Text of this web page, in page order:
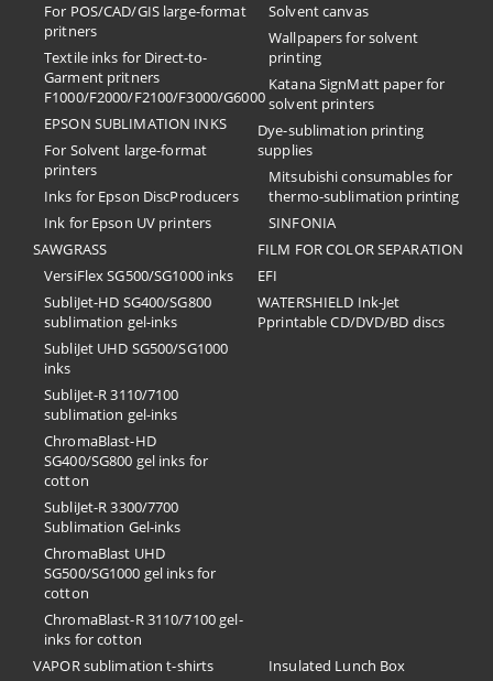
For POS/CAD/GIS large-format
pritners
Textile inks for Direct-to-
Garment pritners
F1000/F2000/F2100/F3000/G6000
EPSON SUBLIMATION INKS
For Solvent large-format
printers
Inks for Epson DiscProducers
Ink for Epson UV printers
SAWGRASS
VersiFlex SG500/SG1000 inks
SubliJet-HD SG400/SG800
sublimation gel-inks
SubliJet UHD SG500/SG1000
inks
SubliJet-R 3110/7100
sublimation gel-inks
ChromaBlast-HD
SG400/SG800 gel inks for
cotton
SubliJet-R 3300/7700
Sublimation Gel-inks
ChromaBlast UHD
SG500/SG1000 gel inks for
cotton
ChromaBlast-R 3110/7100 gel-
inks for cotton
Solvent canvas
Wallpapers for solvent
printing
Katana SignMatt paper for
solvent printers
Dye-sublimation printing
supplies
Mitsubishi consumables for
thermo-sublimation printing
SINFONIA
FILM FOR COLOR SEPARATION
EFI
​WATERSHIELD Ink-Jet
Pprintable CD/DVD/BD discs
VAPOR sublimation t-shirts
Insulated Lunch Box